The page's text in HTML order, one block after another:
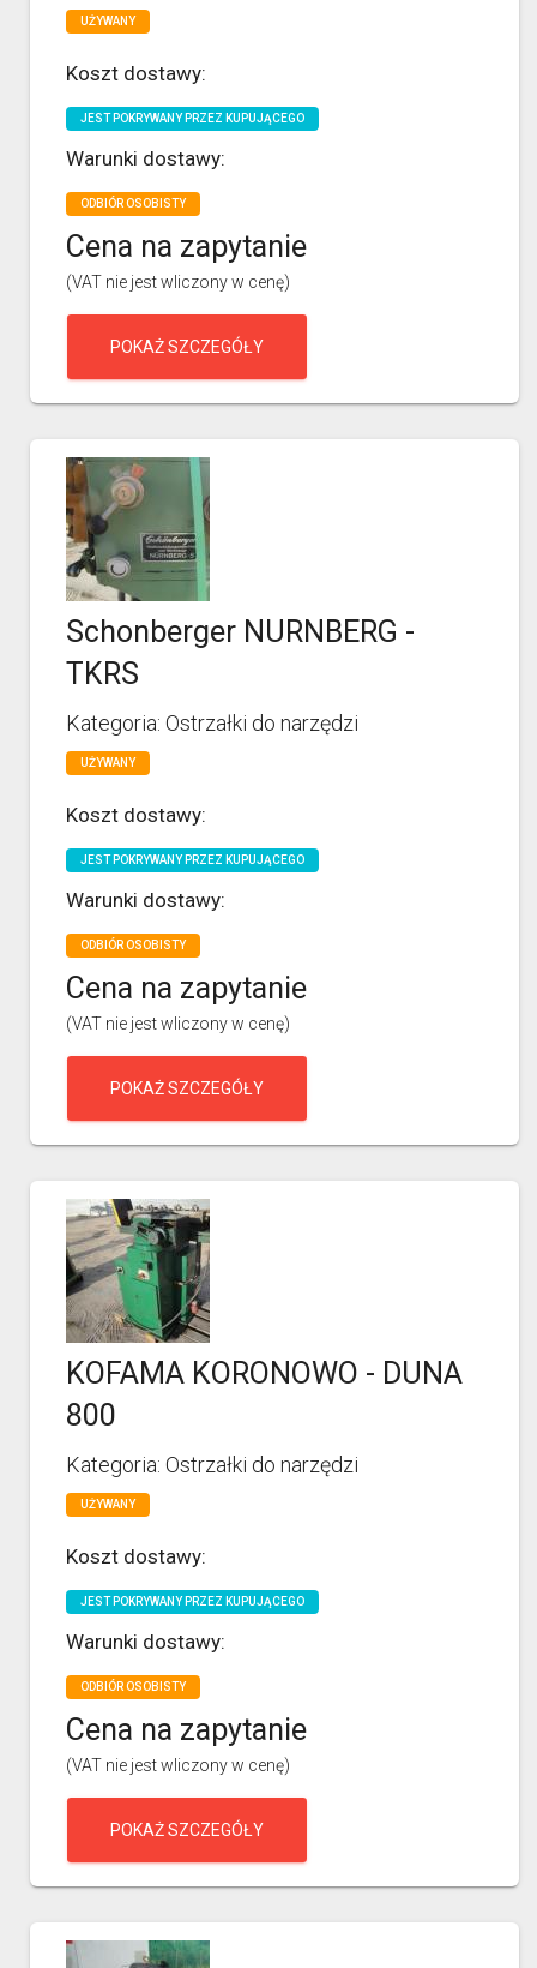
UŻYWANY
Koszt dostawy:
JEST POKRYWANY PRZEZ KUPUJĄCEGO
Warunki dostawy:
ODBIÓR OSOBISTY
Cena na zapytanie
(VAT nie jest wliczony w cenę)
POKAŻ SZCZEGÓŁY
Schonberger NURNBERG -
TKRS
Kategoria: Ostrzałki do narzędzi
UŻYWANY
Koszt dostawy:
JEST POKRYWANY PRZEZ KUPUJĄCEGO
Warunki dostawy:
ODBIÓR OSOBISTY
Cena na zapytanie
(VAT nie jest wliczony w cenę)
POKAŻ SZCZEGÓŁY
KOFAMA KORONOWO - DUNA
800
Kategoria: Ostrzałki do narzędzi
UŻYWANY
Koszt dostawy:
JEST POKRYWANY PRZEZ KUPUJĄCEGO
Warunki dostawy:
ODBIÓR OSOBISTY
Cena na zapytanie
(VAT nie jest wliczony w cenę)
POKAŻ SZCZEGÓŁY